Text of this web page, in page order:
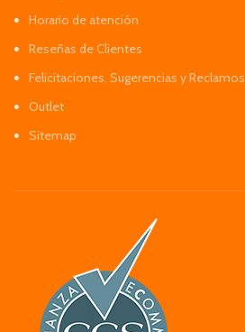
Horario de atención
Reseñas de Clientes
Felicitaciones, Sugerencias y Reclamos
Outlet
Sitemap